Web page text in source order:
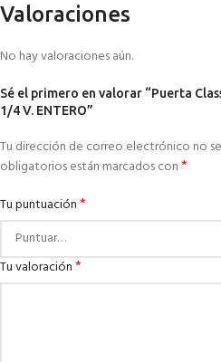
Valoraciones
No hay valoraciones aún.
Sé el primero en valorar “Puerta
1/4 V. ENTERO”
Tu dirección de correo electrónico no
obligatorios están marcados con*
Tu puntuación*
Tu valoración*